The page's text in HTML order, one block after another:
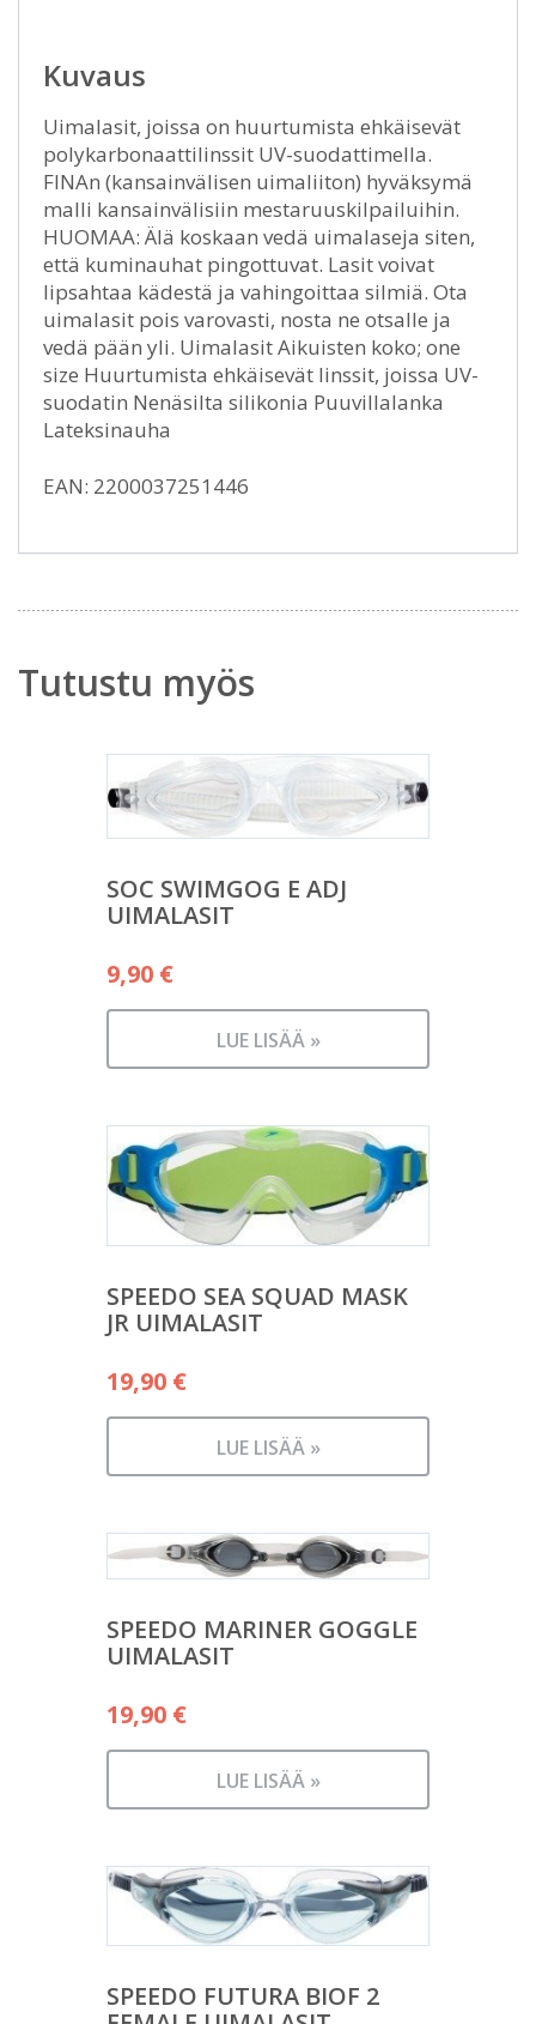
Kuvaus
Uimalasit, joissa on huurtumista ehkäisevät
polykarbonaattilinssit UV-suodattimella.
FINAn (kansainvälisen uimaliiton) hyväksymä
malli kansainvälisiin mestaruuskilpailuihin.
HUOMAA: Älä koskaan vedä uimalaseja siten,
että kuminauhat pingottuvat. Lasit voivat
lipsahtaa kädestä ja vahingoittaa silmiä. Ota
uimalasit pois varovasti, nosta ne otsalle ja
vedä pään yli. Uimalasit Aikuisten koko; one
size Huurtumista ehkäisevät linssit, joissa UV-
suodatin Nenäsilta silikonia Puuvillalanka
Lateksinauha
EAN: 2200037251446
Tutustu myös
SOC SWIMGOG E ADJ
UIMALASIT
9,90 €
LUE LISÄÄ »
SPEEDO SEA SQUAD MASK
JR UIMALASIT
19,90 €
LUE LISÄÄ »
SPEEDO MARINER GOGGLE
UIMALASIT
19,90 €
LUE LISÄÄ »
SPEEDO FUTURA BIOF 2